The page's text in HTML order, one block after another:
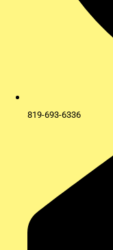
819-693-6336